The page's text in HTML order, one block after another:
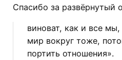
Спасибо за развёрнутый
виноват, как и все
мир вокруг тоже,
портить отношения».